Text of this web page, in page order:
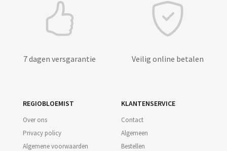
7 dagen versgarantie Veilig online betalen
REGIOBLOEMIST
Over ons
Privacy policy
Algemene voorwaarden
KLANTENSERVICE
Contact
Algemeen
Bestellen